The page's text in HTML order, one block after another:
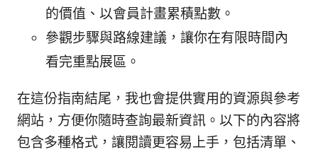
的價值、以會員計畫累積點數。
參觀步驟與路線建議，讓你在有限時間內
看完重點展區。
在這份指南結尾，我也會提供實用的資源與參考
網站，方便你隨時查詢最新資訊。以下的內容將
包含多種格式，讓閱讀更容易上手，包括清單、